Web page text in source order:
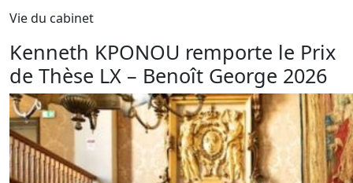
Vie du cabinet
Kenneth KPONOU remporte le Prix
de Thèse LX – Benoît George 2026